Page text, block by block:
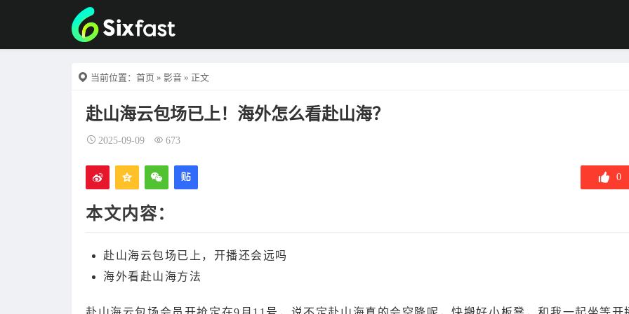
当前位置： 首页 » 影音 » 正文
赴山海云包场已上！海外怎么看赴山海？
2025-09-09 673
0
本文内容：
赴山海云包场已上，开播还会远吗
海外看赴山海方法